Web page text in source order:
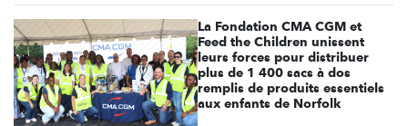
La Fondation CMA CGM et
Feed the Children unissent
leurs forces pour distribuer
plus de 1 400 sacs à dos
remplis de produits essentiels
aux enfants de Norfolk